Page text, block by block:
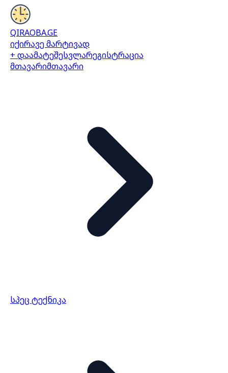
QIRAOBA.GE
იქირავე მარტივად
+ დაამატეშესვლარეგისტრაცია
მთავარიმთავარი
სპეც ტექნიკა